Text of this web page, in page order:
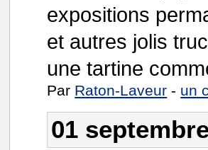
expositions
et autres jolis
une tartine
Par Raton-Laveur - un
01